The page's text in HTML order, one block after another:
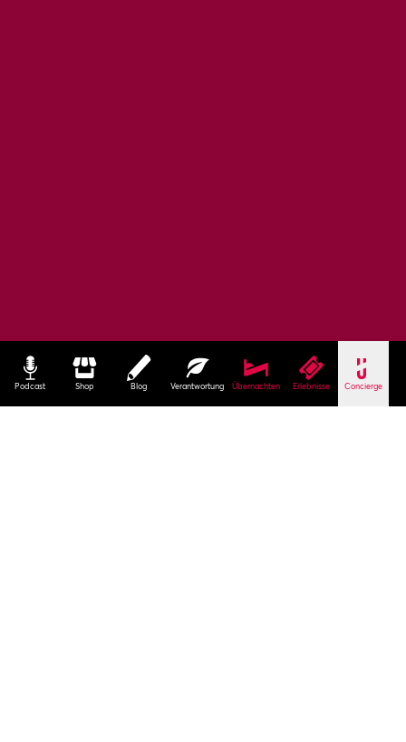
Podcast Shop Blog Verantwortung Übernachten Erlebnisse Concierge